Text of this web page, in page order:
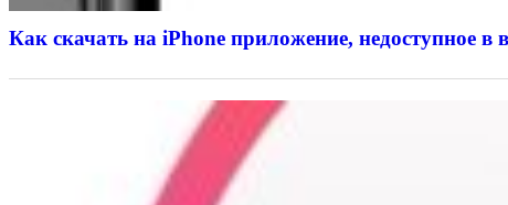
Как скачать на iPhone приложение, недоступное в